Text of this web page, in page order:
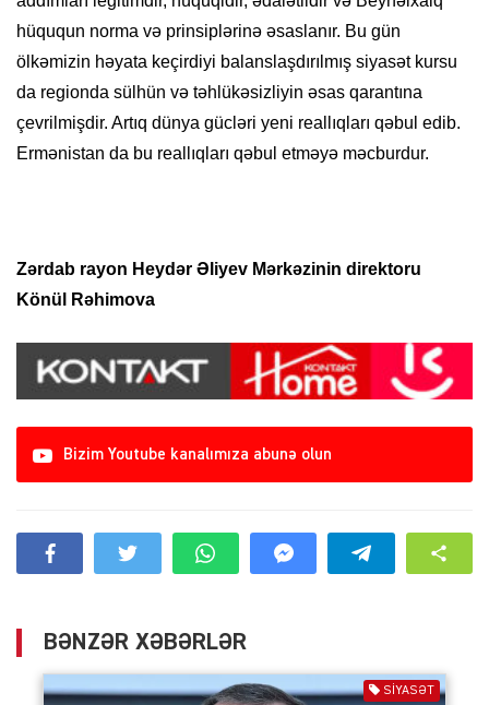
hüququn norma və prinsiplərinə əsaslanır. Bu gün
ölkəmizin həyata keçirdiyi balanslaşdırılmış siyasət kursu
da regionda sülhün və təhlükəsizliyin əsas qarantına
çevrilmişdir. Artıq dünya gücləri yeni reallıqları qəbul edib.
Ermənistan da bu reallıqları qəbul etməyə məcburdur.
Zərdab rayon Heydər Əliyev Mərkəzinin direktoru
Könül Rəhimova
Bizim Youtube kanalımıza abunə olun
BƏNZƏR XƏBƏRLƏR
SIYASƏT